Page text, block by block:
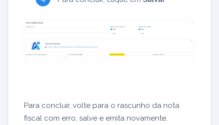
Para concluir, volte para o rascunho da nota
fiscal com erro, salve e emita novamente.